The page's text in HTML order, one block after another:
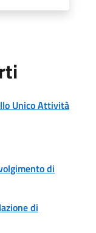
Unico Attività
di
di